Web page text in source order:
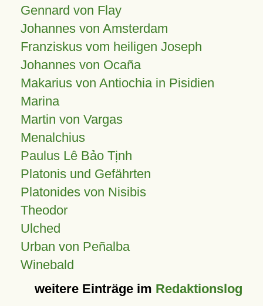
Gennard von Flay
Johannes von Amsterdam
Franziskus vom heiligen Joseph
Johannes von Ocaña
Makarius von Antiochia in Pisidien
Marina
Martin von Vargas
Menalchius
Paulus Lê Bảo Tịnh
Platonis und Gefährten
Platonides von Nisibis
Theodor
Ulched
Urban von Peñalba
Winebald
weitere Einträge im Redaktionslog